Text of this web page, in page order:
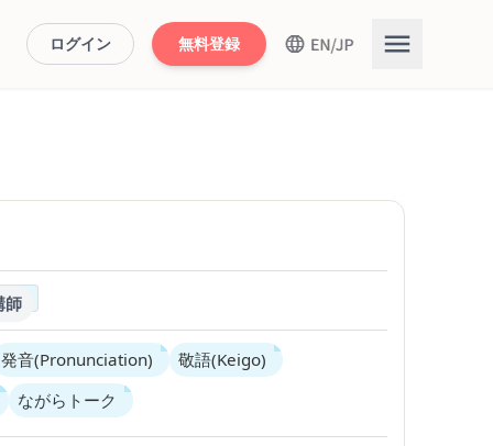
ログイン 無料登録
師
発音(Pronunciation)
敬語(Keigo)
ながらトーク